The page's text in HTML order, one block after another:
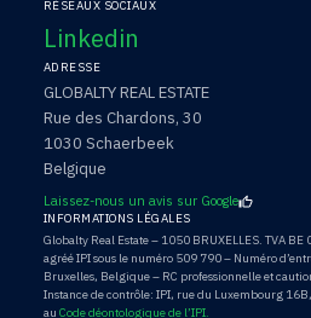
RÉSEAUX SOCIAUX
Linkedin
ADRESSE
GLOBALTY REAL ESTATE
Rue des Chardons, 30
1030 Schaerbeek
Belgique
Laissez-nous un avis sur Google
INFORMATIONS LÉGALES
Globalty Real Estate – 1050 BRUXELLES. TVA
agréé IPI sous le numéro 509 790 – Numéro
Bruxelles, Belgique – RC professionnelle et
Instance de contrôle: IPI, rue du Luxembourg
au Code déontologique de l’IPI.